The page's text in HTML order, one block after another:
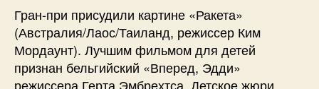
Гран-при присудили картине «Ракета»
(Австралия/Лаос/Таиланд, режиссер Ким
Мордаунт). Лучшим фильмом для детей
признан бельгийский «Вперед, Эдди»
режиссера Герта Эмбрехтса. Детское жюри